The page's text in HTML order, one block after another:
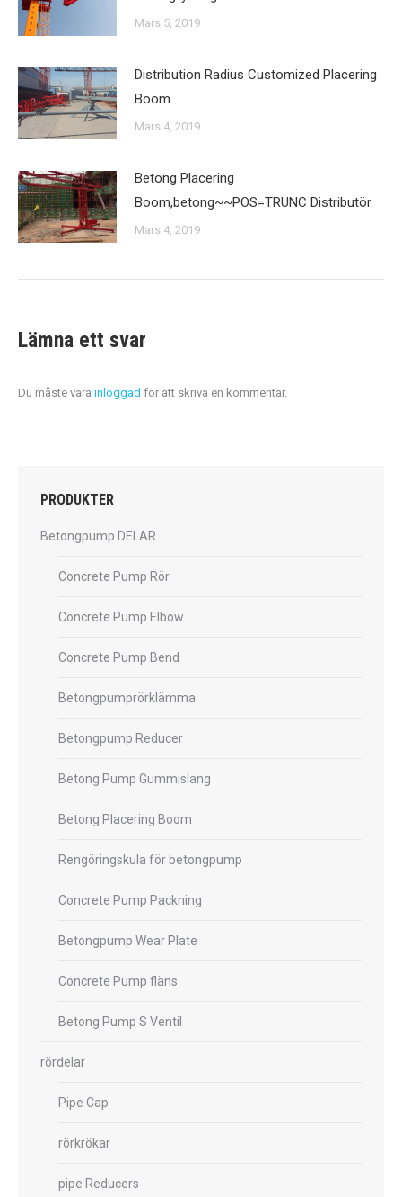
Mars 5, 2019
Distribution Radius Customized Placering
Boom
Mars 4, 2019
Betong Placering
Boom,betong~~POS=TRUNC Distributör
Mars 4, 2019
Lämna ett svar
Du måste vara inloggad för att skriva en kommentar.
PRODUKTER
Betongpump DELAR
Concrete Pump Rör
Concrete Pump Elbow
Concrete Pump Bend
Betongpumprörklämma
Betongpump Reducer
Betong Pump Gummislang
Betong Placering Boom
Rengöringskula för betongpump
Concrete Pump Packning
Betongpump Wear Plate
Concrete Pump fläns
Betong Pump S Ventil
rördelar
Pipe Cap
rörkrökar
pipe Reducers